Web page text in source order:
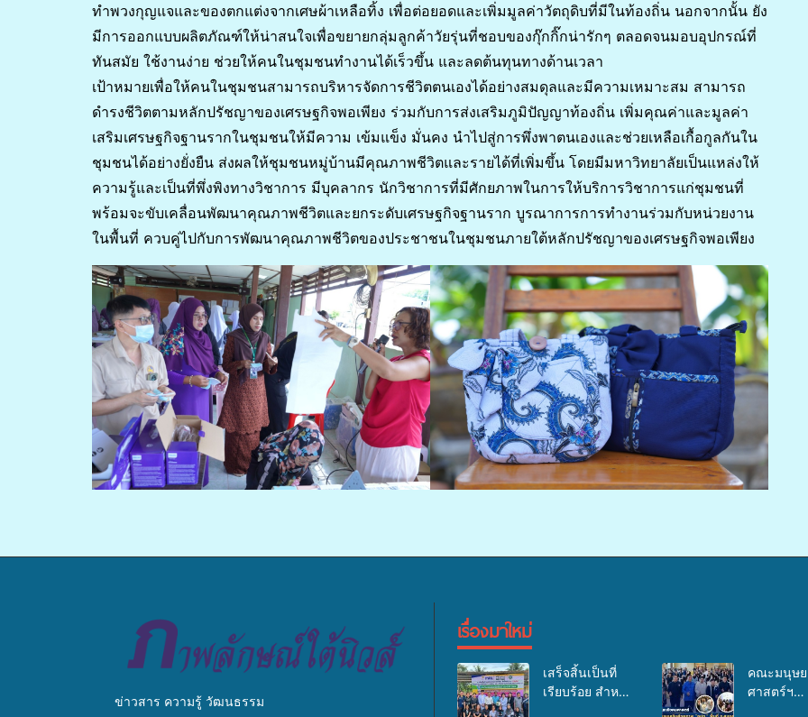
ทำพวงกุญแจและของตกแต่งจากเศษผ้าเหลือทิ้ง เพื่อต่อยอดและเพิ่มมูลค่าวัตถุดิบที่มีในท้องถิ่น นอกจากนั้น ยัง
มีการออกแบบผลิตภัณฑ์ให้น่าสนใจเพื่อขยายกลุ่มลูกค้าวัยรุ่นที่ชอบของกุ๊กกิ๊กน่ารักๆ ตลอดจนมอบอุปกรณ์ที่
ทันสมัย ใช้งานง่าย ช่วยให้คนในชุมชนทำงานได้เร็วขึ้น และลดต้นทุนทางด้านเวลา
เป้าหมายเพื่อให้คนในชุมชนสามารถบริหารจัดการชีวิตตนเองได้อย่างสมดุลและมีความเหมาะสม สามารถ
ดำรงชีวิตตามหลักปรัชญาของเศรษฐกิจพอเพียง ร่วมกับการส่งเสริมภูมิปัญญาท้องถิ่น เพิ่มคุณค่าและมูลค่า
เสริมเศรษฐกิจฐานรากในชุมชนให้มีความ เข้มแข็ง มั่นคง นำไปสู่การพึ่งพาตนเองและช่วยเหลือเกื้อกูลกันใน
ชุมชนได้อย่างยั่งยืน ส่งผลให้ชุมชนหมู่บ้านมีคุณภาพชีวิตและรายได้ที่เพิ่มขึ้น โดยมีมหาวิทยาลัยเป็นแหล่งให้
ความรู้และเป็นที่พึ่งพิงทางวิชาการ มีบุคลากร นักวิชาการที่มีศักยภาพในการให้บริการวิชาการแก่ชุมชนที่
พร้อมจะขับเคลื่อนพัฒนาคุณภาพชีวิตและยกระดับเศรษฐกิจฐานราก บูรณาการการทำงานร่วมกับหน่วยงาน
ในพื้นที่ ควบคู่ไปกับการพัฒนาคุณภาพชีวิตของประชาชนในชุมชนภายใต้หลักปรัชญาของเศรษฐกิจพอเพียง
ข่าวสาร ความรู้ วัฒนธรรม
เรื่องมาใหม่
เสร็จสิ้นเป็นที่
เรียบร้อย สำหรับ
คณะมนุษย
ศาสตร์ฯ